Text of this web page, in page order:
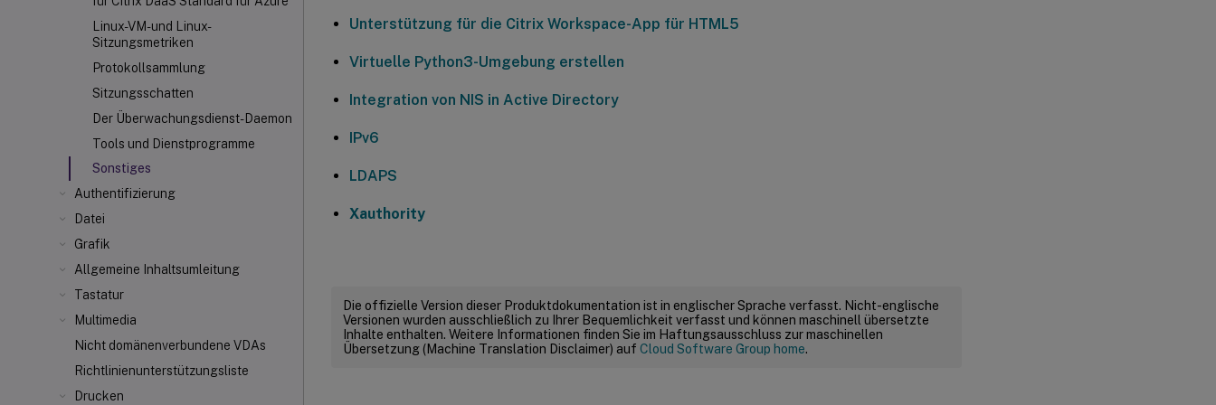
Linux-VM- und Linux-
Sitzungsmetriken
Protokollsammlung
Sitzungsschatten
Der Überwachungsdienst-Daemon
Tools und Dienstprogramme
Sonstiges
Authentifizierung
Datei
Grafik
Allgemeine Inhaltsumleitung
Tastatur
Multimedia
Nicht domänenverbundene VDAs
Richtlinienunterstützungsliste
Drucken
Unterstützung für die Citrix Workspace-App für HTML5
Virtuelle Python3-Umgebung erstellen
Integration von NIS in Active Directory
IPv6
LDAPS
Xauthority
Die offizielle Version dieser Produktdokumentation ist in englischer Sprache verfasst. Nicht-englische
Versionen wurden ausschließlich zu Ihrer Bequemlichkeit verfasst und können maschinell übersetzte
Inhalte enthalten. Weitere Informationen finden Sie im Haftungsausschluss zur maschinellen
Übersetzung (Machine Translation Disclaimer) auf Cloud Software Group home.